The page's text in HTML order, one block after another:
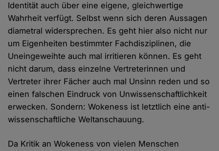
Identität auch über eine eigene, gleichwertige
Wahrheit verfügt. Selbst wenn sich deren Aussagen
diametral widersprechen. Es geht hier also nicht nur
um Eigenheiten bestimmter Fachdisziplinen, die
Uneingeweihte auch mal irritieren können. Es geht
nicht darum, dass einzelne Vertreterinnen und
Vertreter ihrer Fächer auch mal Unsinn reden und so
einen falschen Eindruck von Unwissenschaftlichkeit
erwecken. Sondern: Wokeness ist letztlich eine anti-
wissenschaftliche Weltanschauung.
Da Kritik an Wokeness von vielen Menschen